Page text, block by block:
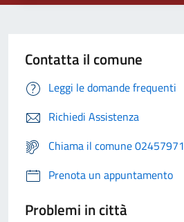
Contatta il comune
Leggi le domande frequenti
Richiedi Assistenza
Chiama il comune 02457971
Prenota un appuntamento
Problemi in città